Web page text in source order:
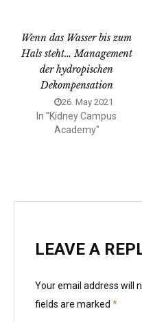
Wenn das Wasser bis zum
Hals steht… Management
der hydropischen
Dekompensation
26. May 2021
In "Kidney Campus
Academy"
LEAVE A
Your email address will
fields are marked *